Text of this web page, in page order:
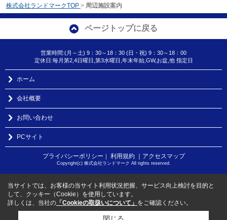
株式会社ランドマークTOP > 周辺施設案内
ページトップに戻る
営業時間:(月～土) 9：30～18：30 (日・祝) 9：30～18：00
定休日:毎月第2,4日曜日,第3水曜日,年末年始,GW,お盆,他 指定日
ホーム
会社概要
お問い合わせ
PCサイト
プライバシーポリシー ｜ 利用規約 ｜アクセスマップ
Copyright(c) 株式会社ランドマーク All rights reserved.
当サイトでは、お客様の当サイト利用状況把握、サービス向上検討を目的と
して、クッキー（Cookie）を使用しています。
詳しくは、当社の 「Cookieの取扱いについて」 をご確認ください。